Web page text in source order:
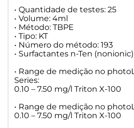
• Quantidade de testes: 25
• Volume: 4ml
• Método: TBPE
• Tipo: KT
• Número do método: 193
• Surfactantes n-Ten (nonionic)
• Range de medição no
Series:
0.10 – 7.50 mg/l Triton X-100
• Range de medição no
0.10 – 7.50 mg/l Triton X-100